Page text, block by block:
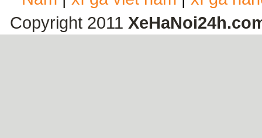
Copyright 2011